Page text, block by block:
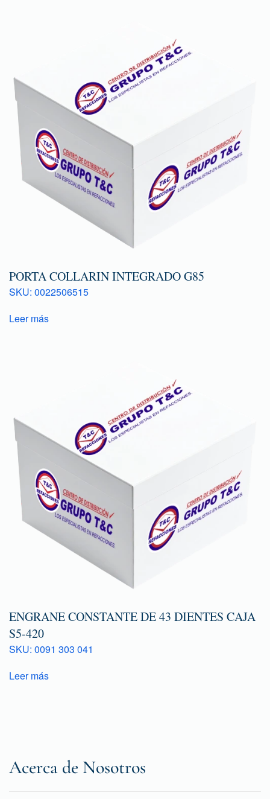
PORTA COLLARIN INTEGRADO G85
SKU: 0022506515
Leer más
ENGRANE CONSTANTE DE 43 DIENTES CAJA
S5-420
SKU: 0091 303 041
Leer más
Acerca de Nosotros